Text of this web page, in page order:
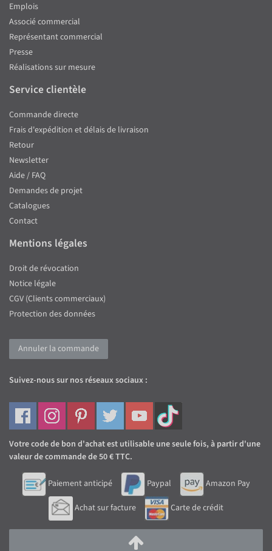
Emplois
Associé commercial
Représentant commercial
Presse
Réalisations sur mesure
Service clientèle
Commande directe
Frais d'expédition et délais de livraison
Retour
Newsletter
Aide / FAQ
Demandes de projet
Catalogues
Contact
Mentions légales
Droit de révocation
Notice légale
CGV (Clients commerciaux)
Protection des données
Annuler la commande
Suivez-nous sur nos réseaux sociaux :
Votre code de bon d'achat est utilisable une seule fois, à partir d'une
valeur de commande de 50 € TTC.
Paiement anticipé Paypal
Amazon Pay
Achat sur facture
Carte de crédit